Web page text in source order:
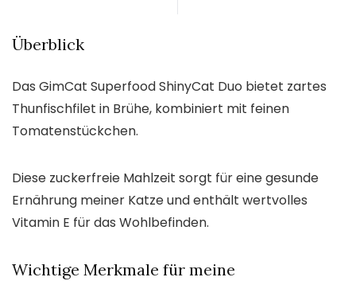
Überblick
Das GimCat Superfood ShinyCat Duo bietet zartes
Thunfischfilet in Brühe, kombiniert mit feinen
Tomatenstückchen.
Diese zuckerfreie Mahlzeit sorgt für eine gesunde
Ernährung meiner Katze und enthält wertvolles
Vitamin E für das Wohlbefinden.
Wichtige Merkmale für meine